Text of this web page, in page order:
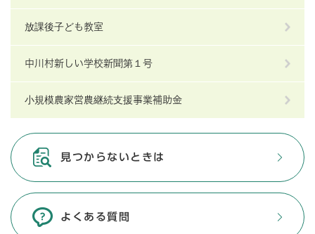
放課後子ども教室
中川村新しい学校新聞第１号
小規模農家営農継続支援事業補助金
見つからないときは
よくある質問